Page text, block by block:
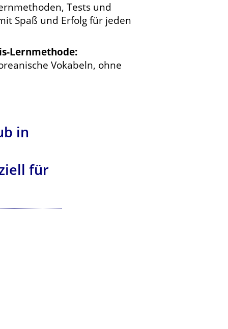
Tests und
Spaß und Erfolg für jeden
Lernmethode:
Vokabeln, ohne
in
für